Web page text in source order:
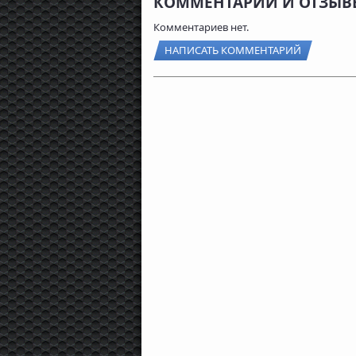
Комментариев нет.
НАПИСАТЬ КОММЕНТАРИЙ